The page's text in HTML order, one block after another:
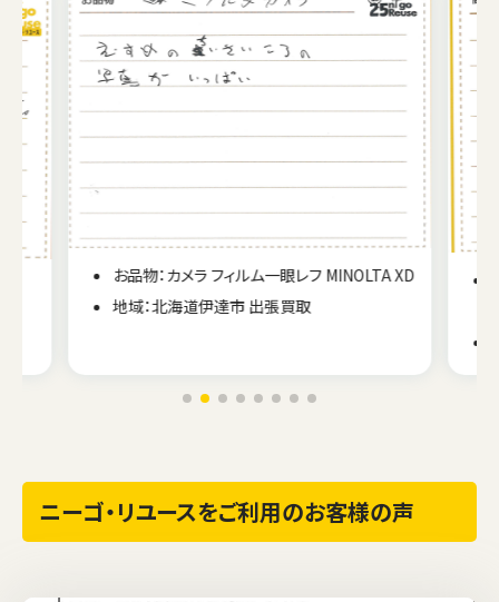
お品物：カメラ フィルム一眼レフ MINOLTA XD
地域：北海道伊達市 出張買取
ニーゴ・リユースをご利用のお客様の声